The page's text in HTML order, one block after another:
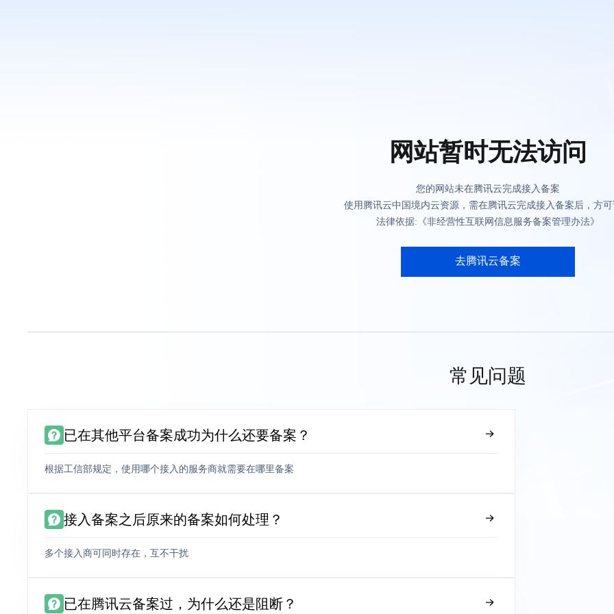
网站暂时无法访问
您的网站未在腾讯云完成接入备案
使用腾讯云中国境内云资源，需在腾讯云完成接入备案后，方
法律依据:《非经营性互联网信息服务备案管理办法》
去腾讯云备案
常见问题
已在其他平台备案成功为什么还要备案？
根据工信部规定，使用哪个接入的服务商就需要在哪里备案
接入备案之后原来的备案如何处理？
多个接入商可同时存在，互不干扰
已在腾讯云备案过，为什么还是阻断？